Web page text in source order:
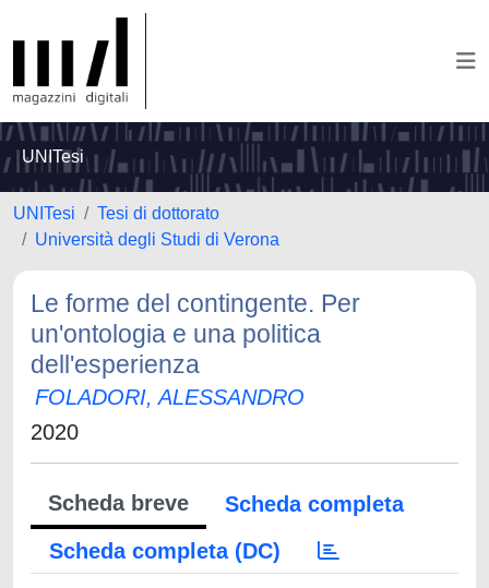
UNITesi
UNITesi
Tesi di dottorato
Università degli Studi di Verona
Le forme del contingente. Per
un'ontologia e una politica
dell'esperienza
FOLADORI, ALESSANDRO
2020
Scheda breve
Scheda completa
Scheda completa (DC)